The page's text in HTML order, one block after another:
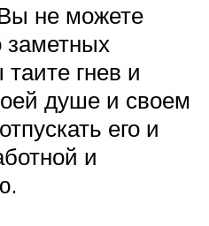
не можете
заметных
таите гнев и
душе и своем
его и
и